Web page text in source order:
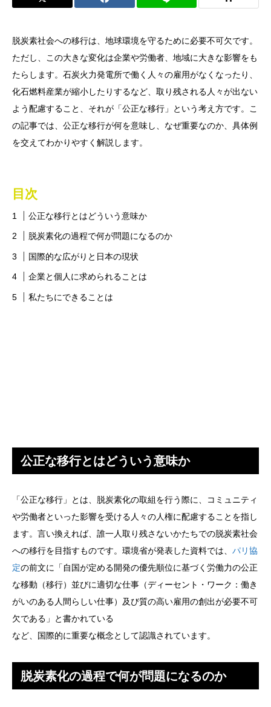
脱炭素社会への移行は、地球環境を守るために必要不可欠です。
ただし、この大きな変化は企業や労働者、地域に大きな影響をも
たらします。石炭火力発電所で働く人々の雇用がなくなったり、
化石燃料産業が縮小したりするなど、取り残される人々が出ない
よう配慮すること、それが「公正な移行」という考え方です。こ
の記事では、公正な移行が何を意味し、なぜ重要なのか、具体例
を交えてわかりやすく解説します。
目次
公正な移行とはどういう意味か
脱炭素化の過程で何が問題になるのか
国際的な広がりと日本の現状
企業と個人に求められることは
私たちにできることは
公正な移行とはどういう意味か
「公正な移行」とは、脱炭素化の取組を行う際に、コミュニティ
や労働者といった影響を受ける人々の人権に配慮することを指し
ます。言い換えれば、誰一人取り残さないかたちでの脱炭素社会
への移行を目指すものです。環境省が発表した資料では、 パリ協
定の前文に「自国が定める開発の優先順位に基づく労働力の公正
な移動（移行）並びに適切な仕事（ディーセント・ワーク：働き
がいのある人間らしい仕事）及び質の高い雇用の創出が必要不可
欠である」と書かれている
など、国際的に重要な概念として認識されています。
脱炭素化の過程で何が問題になるのか